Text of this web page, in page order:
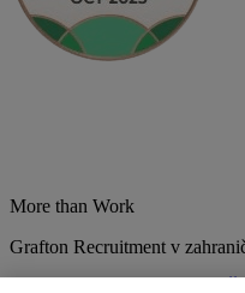
More than Work
Grafton Recruitment v